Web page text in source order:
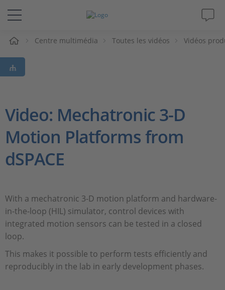
Solutions & Produits
Support
Société
Carrières
Centre multimédia Toutes les vidéos Vidéos
Video: Mechatronic 3-D
Motion Platforms from
dSPACE
With a mechatronic 3-D motion platform and hardware-
in-the-loop (HIL) simulator, control devices with
integrated motion sensors can be tested in a closed
loop.
This makes it possible to perform tests efficiently and
reproducibly in the lab in early development phases.